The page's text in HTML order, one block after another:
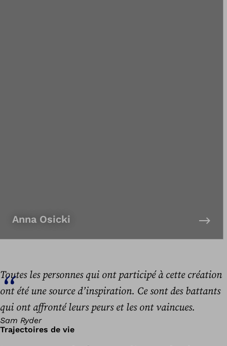
Anna Osicki
Toutes les personnes qui ont participé à cette création
ont été une source d’inspiration. Ce sont des battants
qui ont affronté leurs peurs et les ont vaincues.
Sam Ryder
Trajectoires de vie